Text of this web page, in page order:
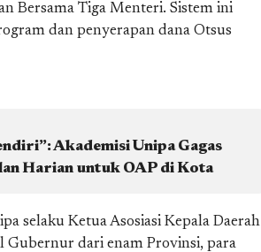
Bersama Tiga Menteri. Sistem ini
dan penyerapan dana Otsus
Akademisi Unipa Gagas
Harian untuk OAP di Kota
selaku Ketua Asosiasi Kepala Daerah
Gubernur dari enam Provinsi, para